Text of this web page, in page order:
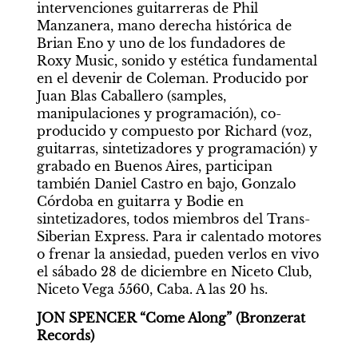
intervenciones guitarreras de Phil
Manzanera, mano derecha histórica de
Brian Eno y uno de los fundadores de
Roxy Music, sonido y estética fundamental
en el devenir de Coleman. Producido por
Juan Blas Caballero (samples,
manipulaciones y programación), co-
producido y compuesto por Richard (voz,
guitarras, sintetizadores y programación) y
grabado en Buenos Aires, participan
también Daniel Castro en bajo, Gonzalo
Córdoba en guitarra y Bodie en
sintetizadores, todos miembros del Trans-
Siberian Express. Para ir calentado motores
o frenar la ansiedad, pueden verlos en vivo
el sábado 28 de diciembre en Niceto Club,
Niceto Vega 5560, Caba. A las 20 hs.
JON SPENCER “Come Along” (Bronzerat
Records)